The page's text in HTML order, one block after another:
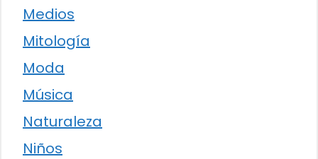
Medios
Mitología
Moda
Música
Naturaleza
Niños